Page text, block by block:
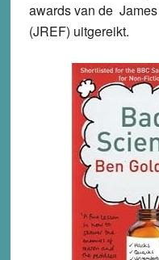
awards van de
(JREF) uitgereikt.